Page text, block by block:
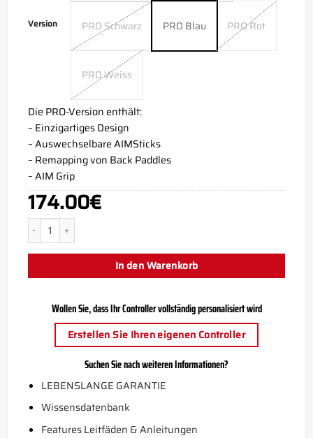
Version PRO Schwarz PRO Blau PRO Rot
PRO Weiss
Die PRO-Version enthält:
– Einzigartiges Design
– Auswechselbare AIMSticks
– Remapping von Back Paddles
– AIM Grip
174.00€
Camo Red Outlet PS5 Aim Controller Menge
In den Warenkorb
Wollen Sie, dass Ihr Controller vollständig personalisiert wird
Erstellen Sie Ihren eigenen Controller
Suchen Sie nach weiteren Informationen?
LEBENSLANGE GARANTIE
Wissensdatenbank
Features Leitfäden & Anleitungen